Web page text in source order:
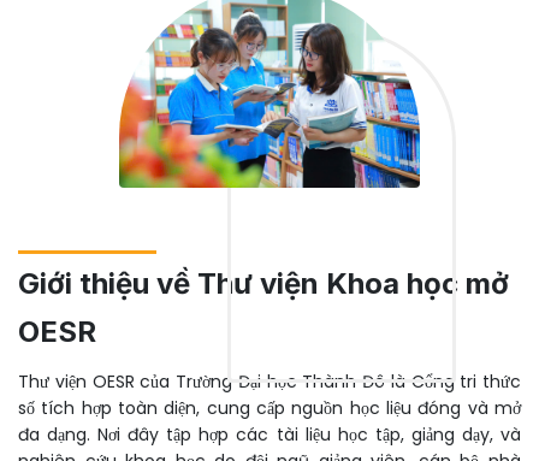
Giới thiệu về Thư viện Khoa học mở
OESR
Thư viện OESR của Trường Đại học Thành Đô là Cổng tri thức
số tích hợp toàn diện, cung cấp nguồn học liệu đóng và mở
đa dạng. Nơi đây tập hợp các tài liệu học tập, giảng dạy, và